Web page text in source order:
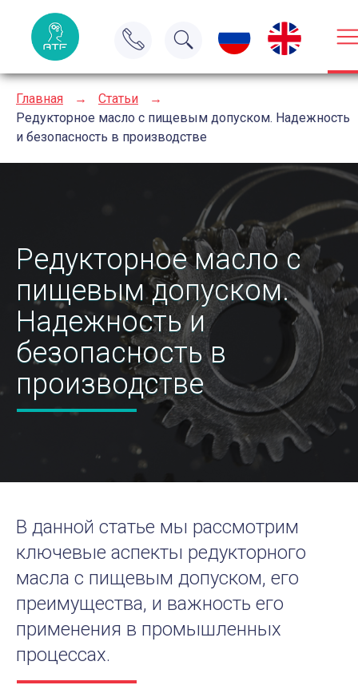
Главная → Статьи
→
Редукторное масло с пищевым допуском. Надежность
и безопасность в производстве
Редукторное масло с
пищевым допуском.
Надежность и
безопасность в
производстве
В данной статье мы рассмотрим
ключевые аспекты редукторного
масла с пищевым допуском, его
преимущества, и важность его
применения в промышленных
процессах.